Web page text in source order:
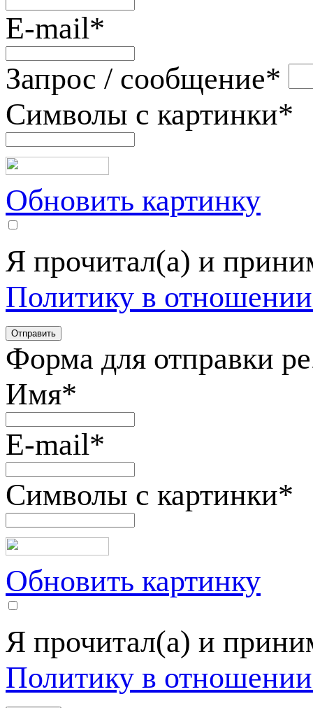
E-mail*
Запрос / сообщение*
Символы с картинки*
Обновить картинку
Я прочитал(а) и
Политику в
Форма для отправки
Имя*
E-mail*
Символы с картинки*
Обновить картинку
Я прочитал(а) и
Политику в